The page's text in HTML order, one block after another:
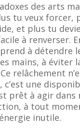
des arts
tu veux forcer,
et plus tu
à renverser.
à détendre
mains, à éviter
relâchement
c’est une
prêt à agir dans
à tout
inutile.